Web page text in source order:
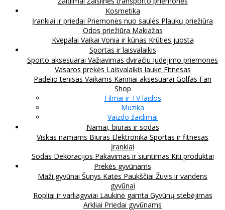
Kosmetika
Įrankiai ir priedai Priemonės nuo saulės Plaukų priežiūra
Odos priežiūra Makiažas
Kvepalai Vaikai Vonia ir kūnas Krūties juosta
Sportas ir laisvalaikis
Sporto aksesuarai Važiavimas dviračiu Judėjimo priemonės
Vasaros prekės Laisvalaikis lauke Fitnesas
Padelio tenisas Vaikams Kariniai aksesuarai Golfas Fan
Shop
Filmai ir TV laidos
Muzika
Vaizdo žaidimai
Namai, biuras ir sodas
Viskas namams Biuras Elektronika Sportas ir fitnesas
Įrankiai
Sodas Dekoracijos Pakavimas ir siuntimas Kiti produktai
Prekės gyvūnams
Maži gyvūnai Šunys Katės Paukščiai Žuvis ir vandens
gyvūnai
Ropliai ir varliagyviai Laukinė gamta Gyvūnų stebėjimas
Arkliai Priedai gyvūnams